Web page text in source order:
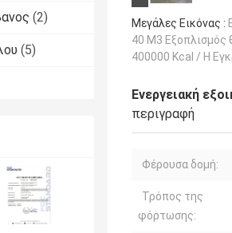
(2)
(5)
Μεγάλες Εικόνας :
40 M3 Εξοπλισμός
400000 Kcal / H
Ενεργειακή
περιγραφή
Φέρουσα δομή:
Τρόπος της
φόρτωσης: